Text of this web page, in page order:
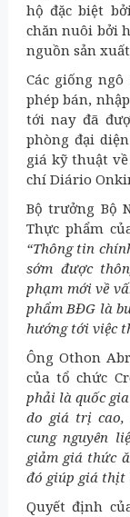
hộ đặc biệt
chăn nuôi bởi
nguồn sản
Các giống
phép bán,
tới nay đã
phòng đại
giá kỹ thuật
chí Diário
Bộ trưởng Bộ
Thực phẩm
“Thông tin
sớm được
phạm mới về
phẩm BĐG là
hướng tới việc
Ông Othon
của tổ chức
phải là quốc
do giá trị cao,
cung nguyên
giảm giá thức
đó giúp giá thịt
Quyết định